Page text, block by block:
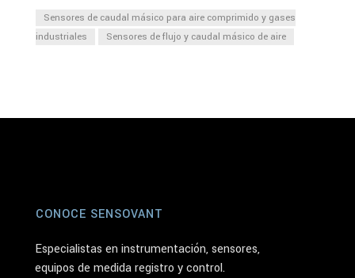
Sensores de caudal másico para aire comprimido y gases
industriales
Sensores de flujo y caudal másico de aire
CONOCE SENSOVANT
Especialistas en instrumentación, sensores,
equipos de medida registro y control.